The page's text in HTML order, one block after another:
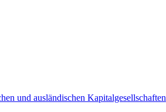
und ausländischen Kapitalgesellschaften